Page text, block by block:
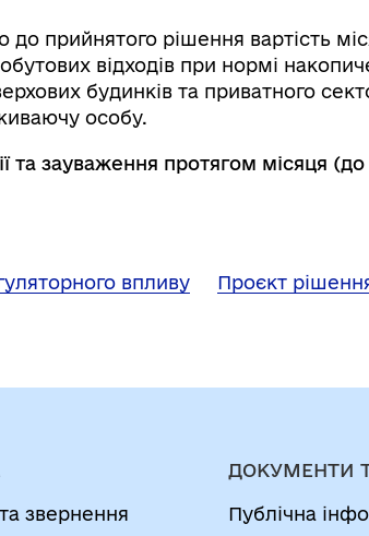
до прийнятого рішення вартість
відходів при нормі
будинків та
особу.
та зауваження протягом місяця
впливу Проєкт
звернення
ДОКУМЕНТИ
Публічна